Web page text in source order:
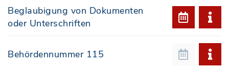
Beglaubigung von Dokumenten
oder Unterschriften
Behördennummer 115